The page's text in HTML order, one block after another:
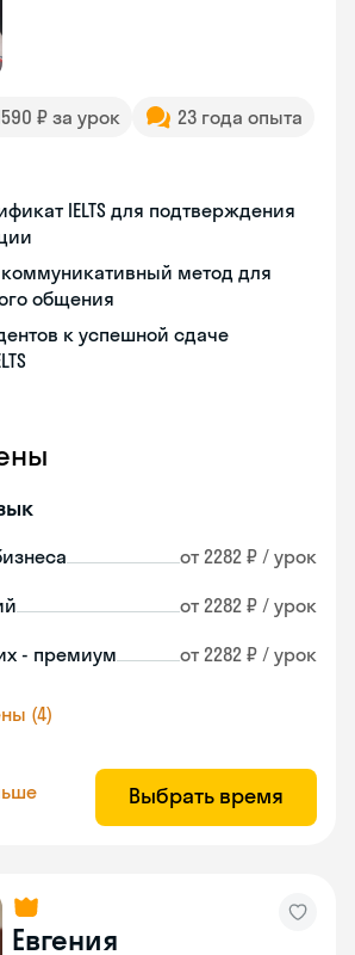
₽ за урок
23 года опыта
IELTS для подтверждения
коммуникативный метод для
общения
к успешной сдаче
от 2282 ₽ / урок
от 2282 ₽ / урок
- премиум от 2282 ₽ / урок
(4)
Выбрать время
Евгения